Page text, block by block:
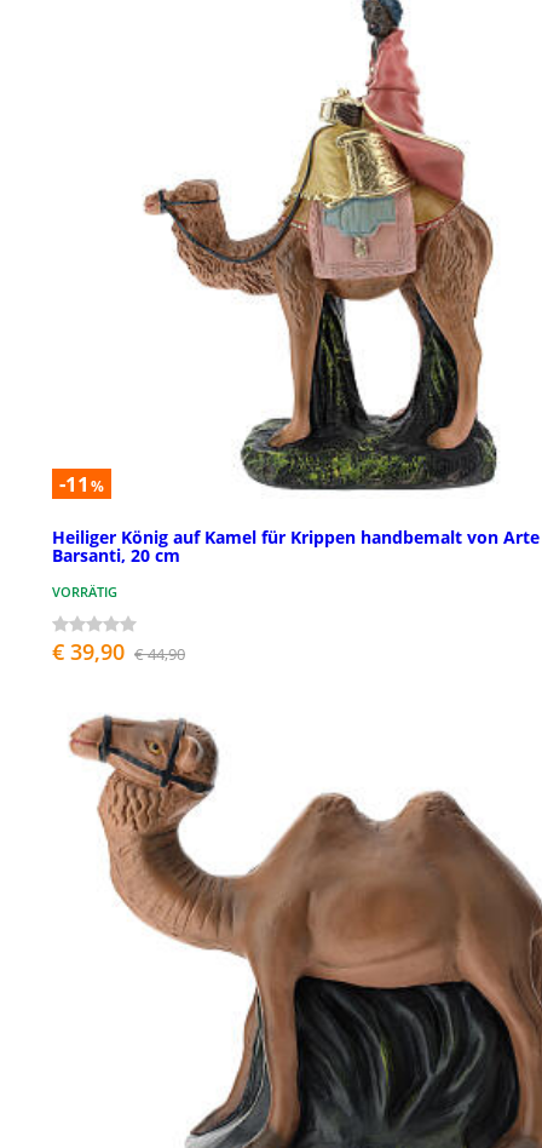
-11 %
Heiliger König auf Kamel für Krippen handbemalt von Arte
Barsanti, 20 cm
VORRÄTIG
€ 39,90 € 44,90